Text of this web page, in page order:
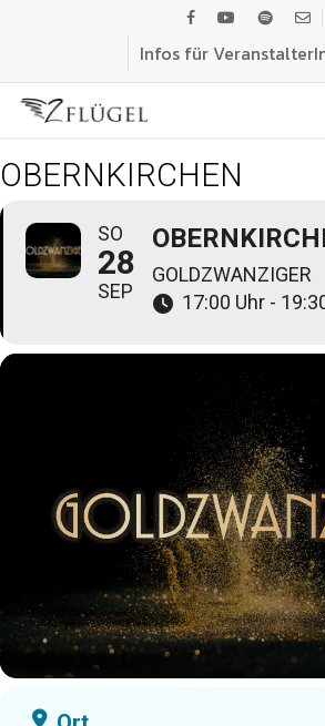
content
facebook
youtubespotify
Infos für
OBERNKIRCHEN
SO
28
SEP
GOLDZWANZIGER
17:00 Uhr -